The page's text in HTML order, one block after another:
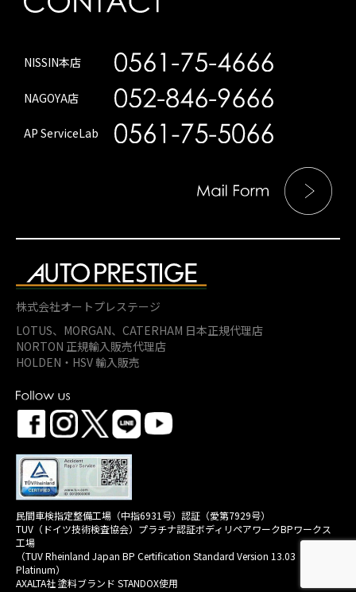
NISSIN本店
NAGOYA店
AP ServiceLab
株式会社オートプレステージ
LOTUS、MORGAN、 CATERHAM 日本正規代理店
NORTON 正規輸入販売代理店
HOLDEN・HSV 輸入販売
民間車検指定整備工場（中指6931号）認証（愛第7929号）
TUV（ドイツ技術検査協会）プラチナ認証ボディリペアワークBPワークス
工場
（TUV Rheinland Japan BP Certification Standard Version 13.03
Platinum）
AXALTA社 塗料ブランド STANDOX使用